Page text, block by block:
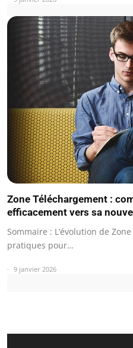
Zone Téléchargement :
efficacement vers sa
Sommaire : L’évolution de
pratiques pour…
9 janvier 2026